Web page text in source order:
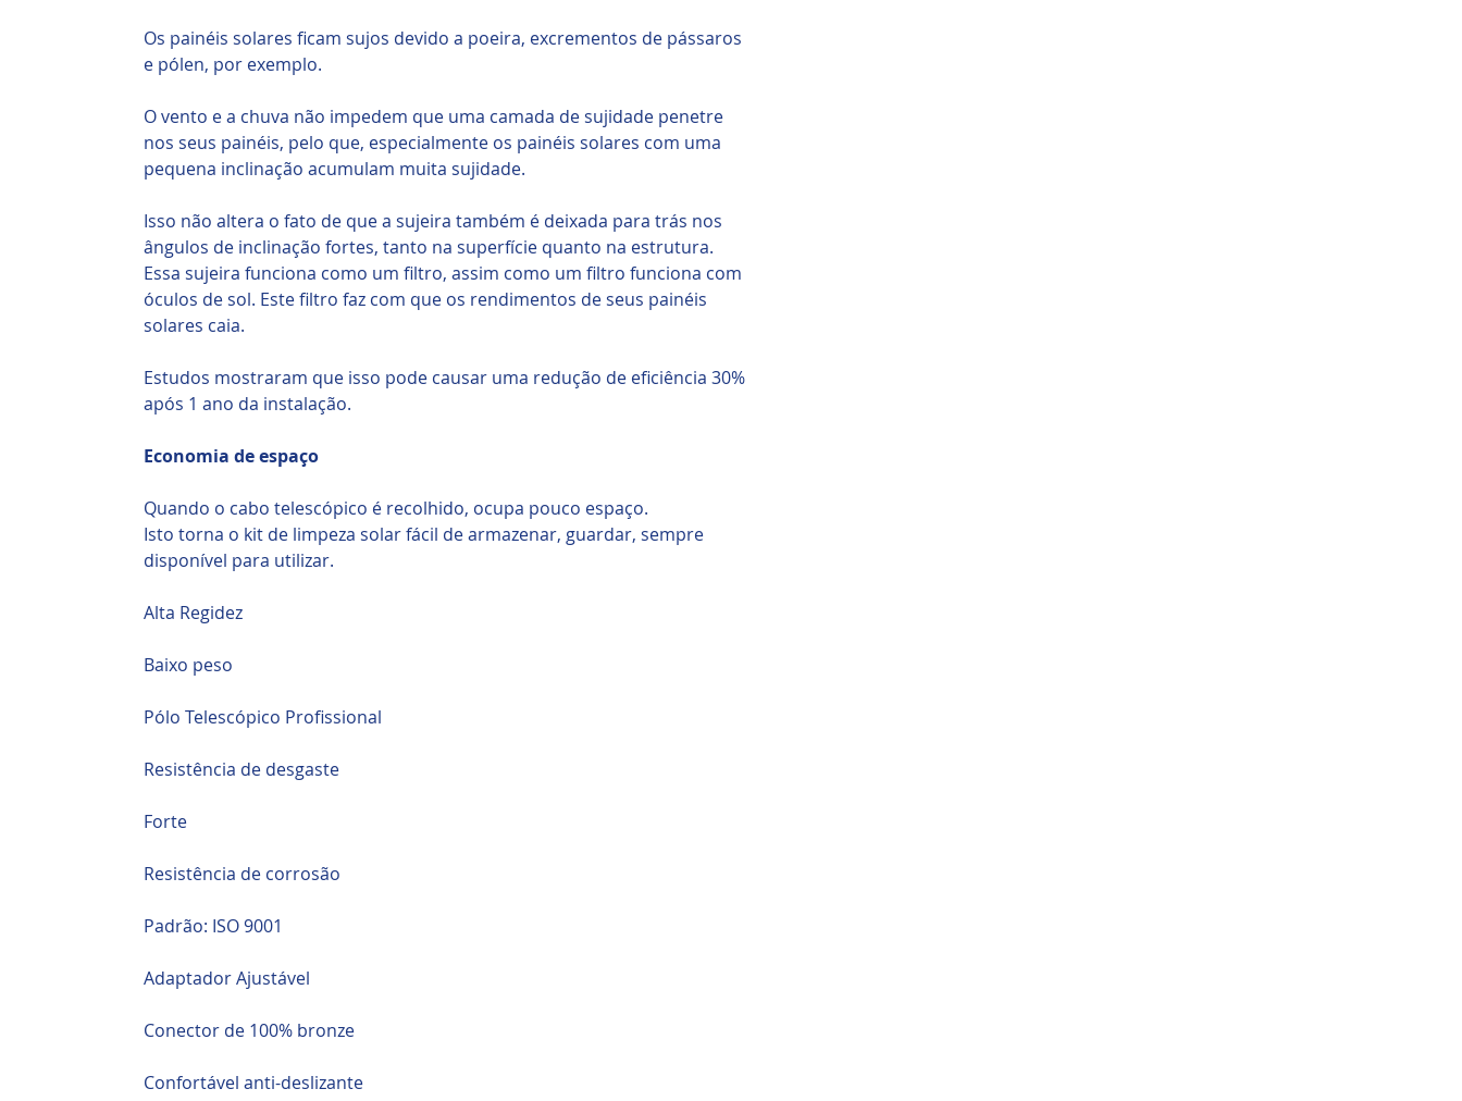
Os painéis solares ficam sujos devido a poeira, excrementos de pássaros
e pólen, por exemplo.
O vento e a chuva não impedem que uma camada de sujidade penetre
nos seus painéis, pelo que, especialmente os painéis solares com uma
pequena inclinação acumulam muita sujidade.
Isso não altera o fato de que a sujeira também é deixada para trás nos
ângulos de inclinação fortes, tanto na superfície quanto na estrutura.
Essa sujeira funciona como um filtro, assim como um filtro funciona com
óculos de sol. Este filtro faz com que os rendimentos de seus painéis
solares caia.
Estudos mostraram que isso pode causar uma redução de eficiência 30%
após 1 ano da instalação.
Economia de espaço
Quando o cabo telescópico é recolhido, ocupa pouco espaço.
Isto torna o kit de limpeza solar fácil de armazenar, guardar, sempre
disponível para utilizar.
Alta Regidez
Baixo peso
Pólo Telescópico Profissional
Resistência de desgaste
Forte
Resistência de corrosão
Padrão: ISO 9001
Adaptador Ajustável
Conector de 100% bronze
Confortável anti-deslizante